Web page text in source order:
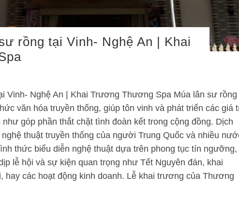
rồng tại Vinh- Nghệ An | Khai
Vinh- Nghệ An | Khai Trương Thương Spa Múa lân sư rồng
văn hóa truyền thống, giúp tôn vinh và phát triển các giá
góp phần thắt chặt tình đoàn kết trong cộng đồng. Dịch
thuật truyền thống của người Trung Quốc và nhiều
thức biểu diễn nghệ thuật dựa trên phong tục tín ngưỡng,
lễ hội và sự kiện quan trọng như Tết Nguyên đán, khai
các hoạt động kinh doanh. Lễ khai trương của Thương